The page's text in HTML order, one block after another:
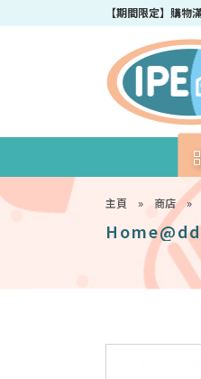
成為IPEshop會員
主頁 » 商店»